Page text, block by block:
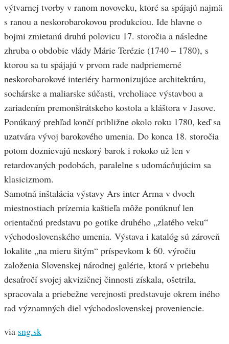
výtvarnej tvorby v ranom novoveku, ktoré sa spájajú najmä
s ranou a neskorobarokovou produkciou. Ide hlavne o
bojmi zmietanú druhú polovicu 17. storočia a následne
zhruba o obdobie vlády Márie Terézie (1740 – 1780), s
ktorou sa tu spájajú v prvom rade nadpriemerné
neskorobarokové interiéry harmonizujúce architektúru,
sochárske a maliarske súčasti, vrcholiace výstavbou a
zariadením premonštrátskeho kostola a kláštora v Jasove.
Ponúkaný prehľad končí približne okolo roku 1780, keď sa
uzatvára vývoj barokového umenia. Do konca 18. storočia
potom doznievajú neskorý barok i rokoko už len v
retardovaných podobách, paralelne s udomácňujúcim sa
klasicizmom.
Samotná inštalácia výstavy Ars inter Arma v dvoch
miestnostiach prízemia kaštieľa môže ponúknuť len
orientačnú predstavu po gotike druhého „zlatého veku“
východoslovenského umenia. Výstava i katalóg sú zároveň
lokalite „na mieru šitým“ príspevkom k 60. výročiu
založenia Slovenskej národnej galérie, ktorá v priebehu
desaťročí svojej akvizičnej činnosti získala, ošetrila,
spracovala a priebežne verejnosti predstavuje okrem iného
rad významných diel východoslovenskej proveniencie.
via sng.sk